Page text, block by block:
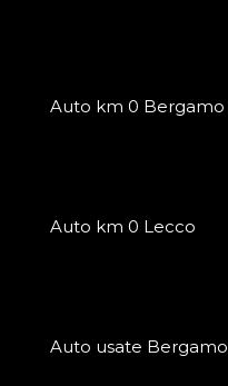
Auto km 0 Bergamo
Auto km 0 Lecco
Auto usate Bergamo